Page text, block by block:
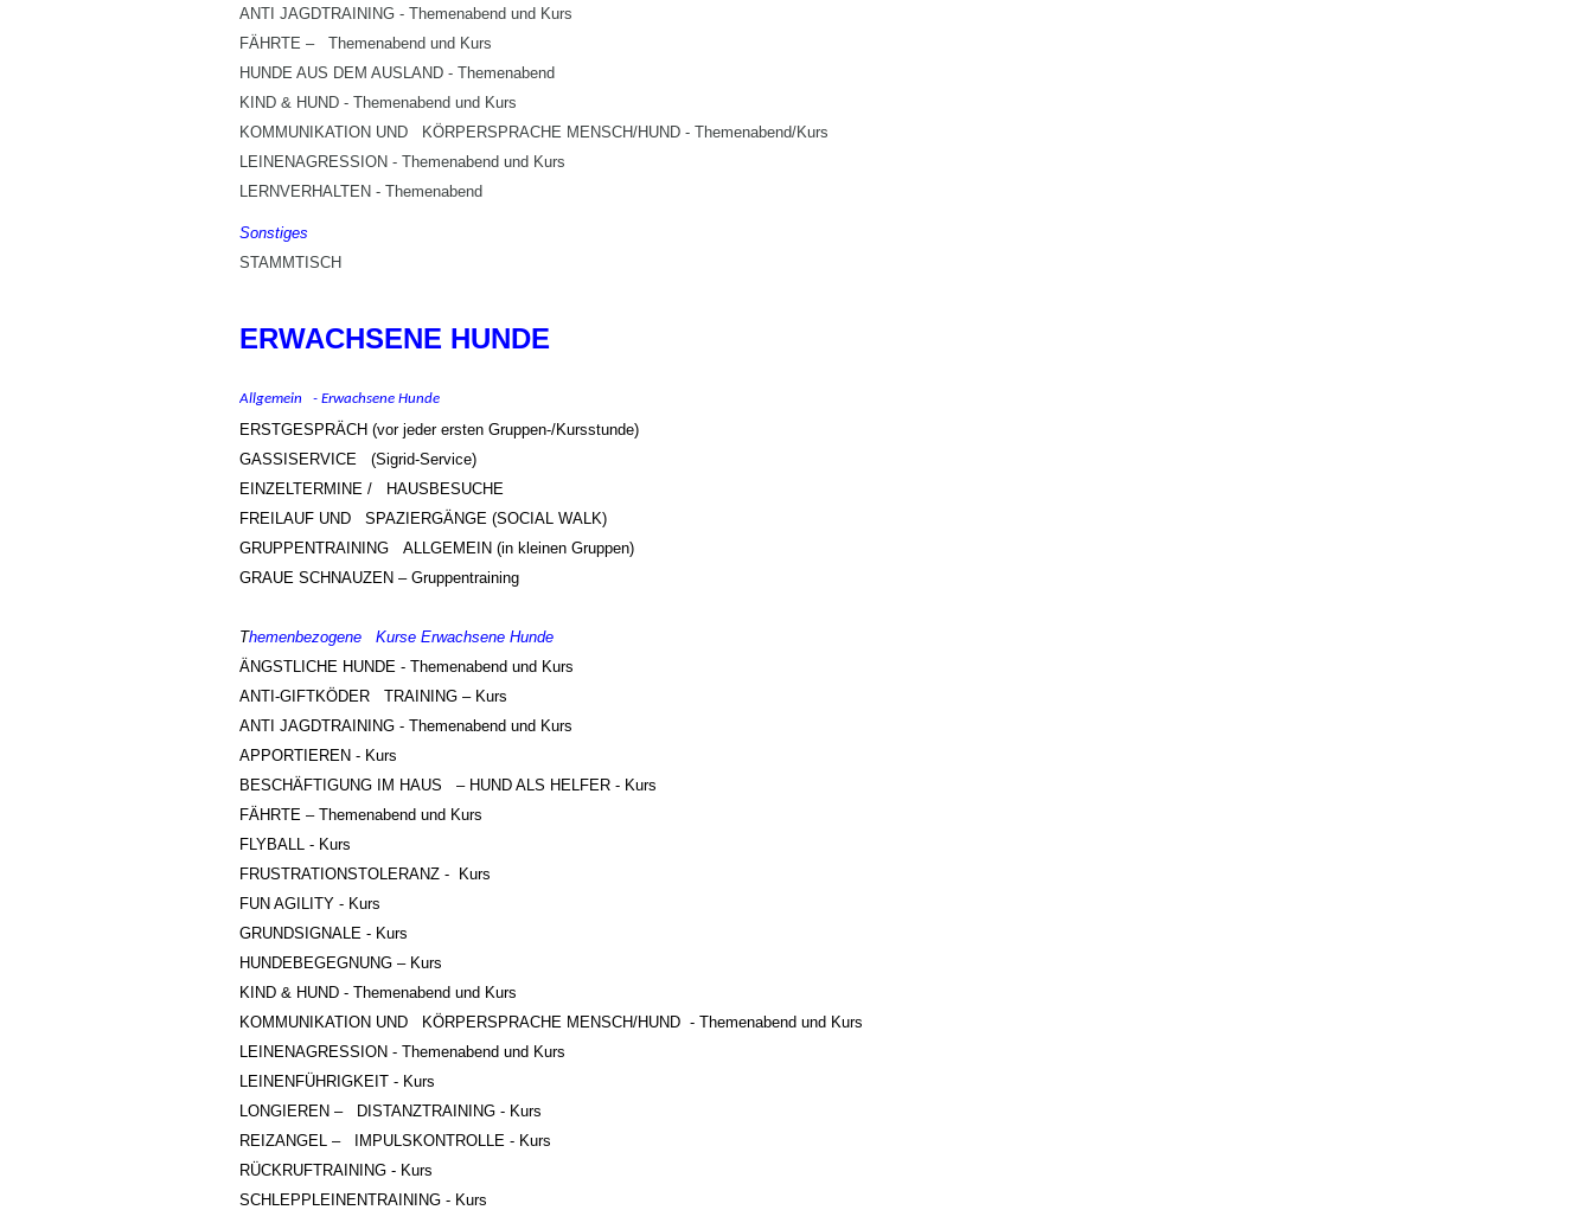
ANTI JAGDTRAINING - Themenabend und Kurs
FÄHRTE – Themenabend und Kurs
HUNDE AUS DEM AUSLAND - Themenabend
KIND & HUND - Themenabend und Kurs
KOMMUNIKATION UND KÖRPERSPRACHE MENSCH/HUND - Themenabend/Kurs
LEINENAGRESSION - Themenabend und Kurs
LERNVERHALTEN - Themenabend
Sonstiges
STAMMTISCH
ERWACHSENE HUNDE
Allgemein - Erwachsene Hunde
ERSTGESPRÄCH (vor jeder ersten Gruppen-/Kursstunde)
GASSISERVICE (Sigrid-Service)
EINZELTERMINE / HAUSBESUCHE
FREILAUF UND SPAZIERGÄNGE (SOCIAL WALK)
GRUPPENTRAINING ALLGEMEIN (in kleinen Gruppen)
GRAUE SCHNAUZEN – Gruppentraining
Themenbezogene Kurse Erwachsene Hunde
ÄNGSTLICHE HUNDE - Themenabend und Kurs
ANTI-GIFTKÖDER TRAINING – Kurs
ANTI JAGDTRAINING - Themenabend und Kurs
APPORTIEREN - Kurs
BESCHÄFTIGUNG IM HAUS – HUND ALS HELFER - Kurs
FÄHRTE – Themenabend und Kurs
FLYBALL - Kurs
FRUSTRATIONSTOLERANZ - Kurs
FUN AGILITY - Kurs
GRUNDSIGNALE - Kurs
HUNDEBEGEGNUNG – Kurs
KIND & HUND - Themenabend und Kurs
KOMMUNIKATION UND KÖRPERSPRACHE MENSCH/HUND - Themenabend und Kurs
LEINENAGRESSION - Themenabend und Kurs
LEINENFÜHRIGKEIT - Kurs
LONGIEREN – DISTANZTRAINING - Kurs
REIZANGEL – IMPULSKONTROLLE - Kurs
RÜCKRUFTRAINING - Kurs
SCHLEPPLEINENTRAINING - Kurs